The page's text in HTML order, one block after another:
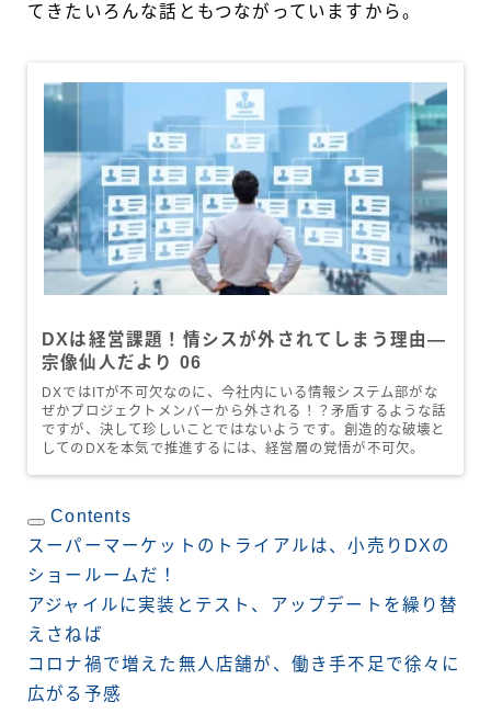
てきたいろんな話ともつながっていますから。
DXは経営課題！情シスが外されてしまう理由―
宗像仙人だより 06
DXではITが不可欠なのに、今社内にいる情報システム部がな
ぜかプロジェクトメンバーから外される！？矛盾するような話
ですが、決して珍しいことではないようです。創造的な破壊と
してのDXを本気で推進するには、経営層の覚悟が不可欠。
Contents
スーパーマーケットのトライアルは、小売りDXの
ショールームだ！
アジャイルに実装とテスト、アップデートを繰り替
えさねば
コロナ禍で増えた無人店舗が、働き手不足で徐々に
広がる予感